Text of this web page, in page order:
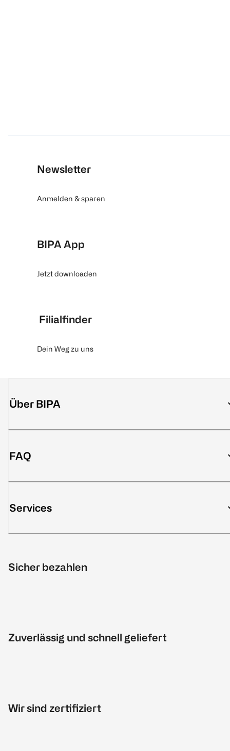
Newsletter
Anmelden & sparen
BIPA App
Jetzt downloaden
Filialfinder
Dein Weg zu uns
Über BIPA
FAQ
Services
Sicher bezahlen
Zuverlässig und schnell geliefert
Wir sind zertifiziert